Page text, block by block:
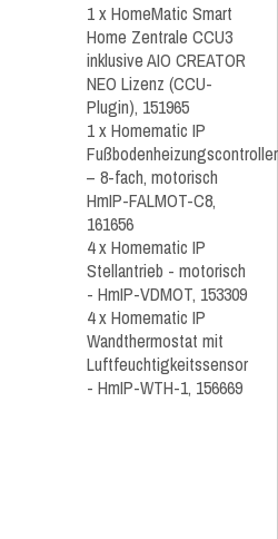
1 x HomeMatic Smart
Home Zentrale CCU3
inklusive AIO CREATOR
NEO Lizenz (CCU-
Plugin), 151965
1 x Homematic IP
Fußbodenheizungscontroller
– 8-fach, motorisch
HmIP-FALMOT-C8,
161656
4 x Homematic IP
Stellantrieb - motorisch
- HmIP-VDMOT, 153309
4 x Homematic IP
Wandthermostat mit
Luftfeuchtigkeitssensor
- HmIP-WTH-1, 156669